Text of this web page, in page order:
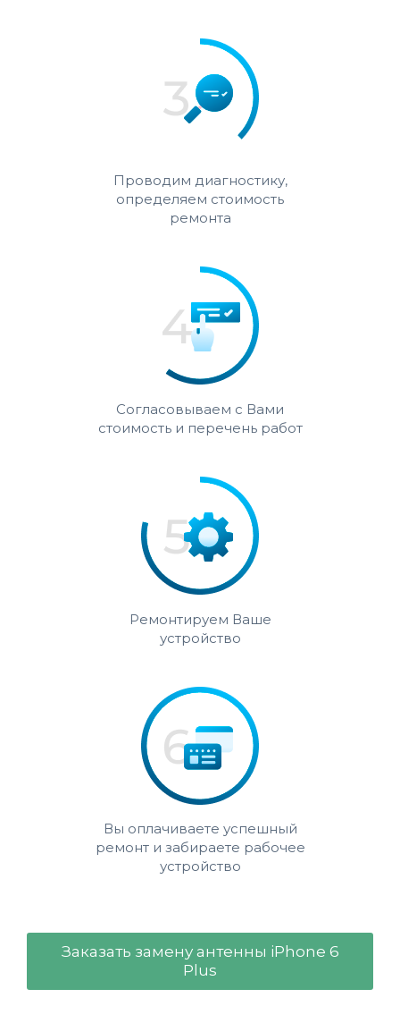
Проводим диагностику,
определяем стоимость
ремонта
Согласовываем с Вами
стоимость и перечень работ
Ремонтируем Ваше
устройство
Вы оплачиваете успешный
ремонт и забираете рабочее
устройство
Заказать замену антенны iPhone 6
Plus